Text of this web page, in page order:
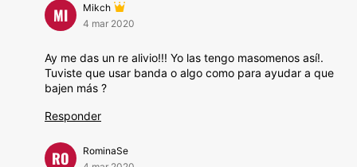
MI
Mikch
4 mar 2020
Ay me das un re alivio!!! Yo las tengo masomenos así!.
Tuviste que usar banda o algo como para ayudar a que
bajen más ?
Responder
RO
RominaSe